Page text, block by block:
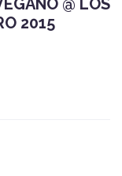
@ LOS
2015